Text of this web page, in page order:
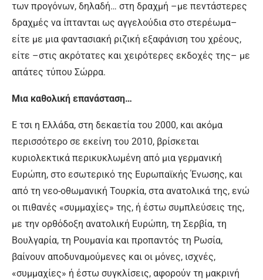
των προγόνων, δηλαδή… στη δραχμή –με πεντάστερες
δραχμές να ίπτανται ως αγγελούδια στο στερέωμα–
είτε με μια φαντασιακή ριζική εξαφάνιση του χρέους,
είτε –στις ακρότατες και χειρότερες εκδοχές της– με
απάτες τύπου Σώρρα.
Μια καθολική επανάσταση…
Ε τσι η Ελλάδα, στη δεκαετία του 2000, και ακόμα
περισσότερο σε εκείνη του 2010, βρίσκεται
κυριολεκτικά περικυκλωμένη από μια γερμανική
Ευρώπη, στο εσωτερικό της Ευρωπαϊκής Ένωσης, και
από τη νεο-οθωμανική Τουρκία, στα ανατολικά της, ενώ
οι πιθανές «συμμαχίες» της, ή έστω συμπλεύσεις της,
με την ορθόδοξη ανατολική Ευρώπη, τη Σερβία, τη
Βουλγαρία, τη Ρουμανία και προπαντός τη Ρωσία,
βαίνουν αποδυναμούμενες και οι μόνες, ισχνές,
«συμμαχίες» ή έστω συγκλίσεις, αφορούν τη μακρινή